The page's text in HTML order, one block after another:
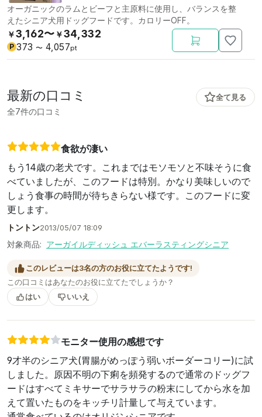
オーガニックのラムとビーフと主原料に使用し、バランスを整
えたシニア犬用ドッグフードです。カロリーOFF。
￥3,162〜 ￥34,332
P 373 〜 4,057pt
最新の口コミ
全7件の口コミ
全て見る
食欲が凄い
もう14歳の老犬です。これまではモソモソと不味そうに食
べていましたが、このフードは特別。かなり美味しいので
しょう食事の時間が待ちきらない様です。このフードに変
更します。
トントン2013/05/07 18:09
対象商品: アーガイルディッシュ エバーラスティングシニア
このレビューは3名の方のお役に立てたようです!
この口コミはあなたのお役に立てたでしょうか？
はい
いいえ
モニター使用の感想です
9才半のシニア犬(胃腸がめっぽう弱いボーダーコリー)に試
しました。原因不明の下痢を頻発するので通常のドッグフ
ードはすべてミキサーでサラサラの粉末にしてから水を加
えて置いたものをキッチリ計量して与えています。